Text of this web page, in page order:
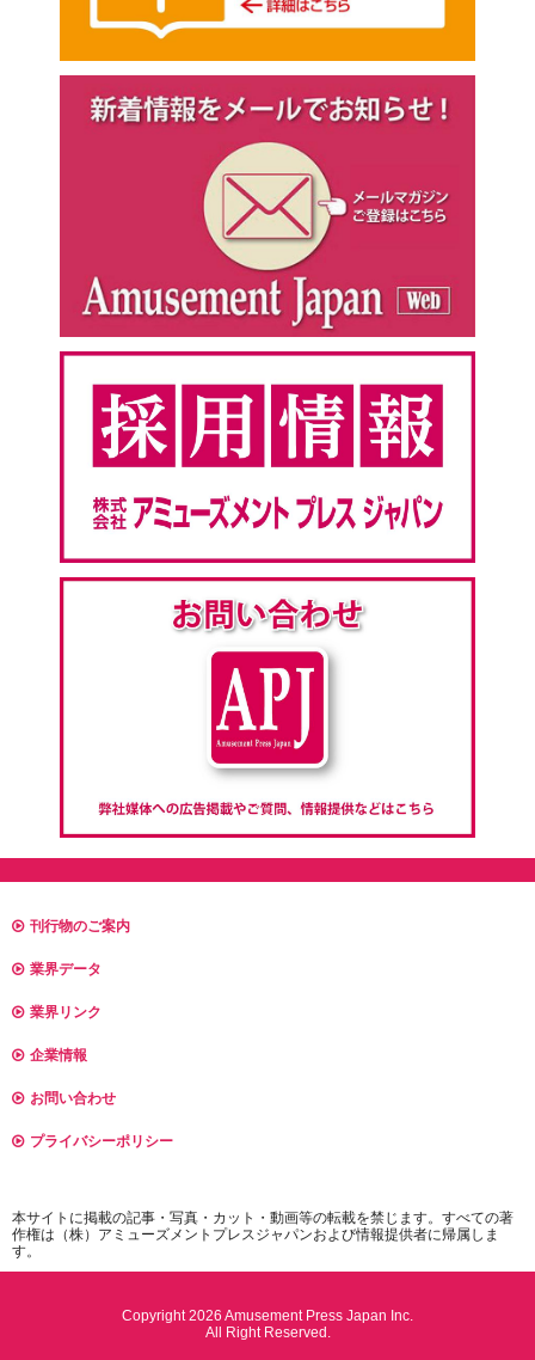
刊行物のご案内
業界データ
業界リンク
企業情報
お問い合わせ
プライバシーポリシー
本サイトに掲載の記事・写真・カット・動画等の転載を禁じます。すべての著
作権は（株）アミューズメントプレスジャパンおよび情報提供者に帰属しま
す。
Copyright 2026 Amusement Press Japan Inc.
All Right Reserved.